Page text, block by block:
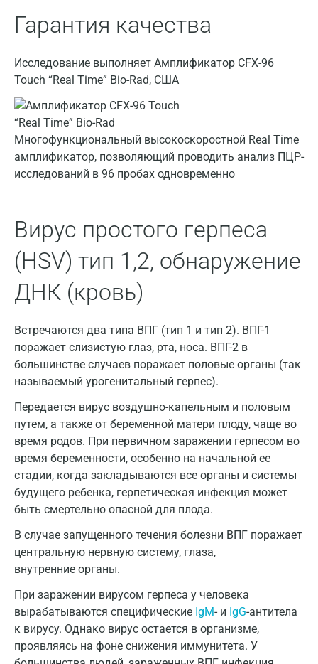
Гарантия качества
Исследование выполняет Амплификатор CFX-96
Touch “Real Time” Bio-Rad, США
Многофункциональный высокоскоростной Real Time
амплификатор, позволяющий проводить анализ ПЦР-
исследований в 96 пробах одновременно
Вирус простого герпеса
(HSV) тип 1,2, обнаружение
ДНК (кровь)
Встречаются два типа ВПГ (тип 1 и тип 2). ВПГ-1
поражает слизистую глаз, рта, носа. ВПГ-2 в
большинстве случаев поражает половые органы (так
называемый урогенитальный герпес).
Передается вирус воздушно-капельным и половым
путем, а также от беременной матери плоду, чаще во
время родов. При первичном заражении герпесом во
время беременности, особенно на начальной ее
стадии, когда закладываются все органы и системы
будущего ребенка, герпетическая инфекция может
быть смертельно опасной для плода.
В случае запущенного течения болезни ВПГ поражает
центральную нервную систему, глаза,
внутренние органы.
При заражении вирусом герпеса у человека
вырабатываются специфические IgM- и IgG-антитела
к вирусу. Однако вирус остается в организме,
проявляясь на фоне снижения иммунитета. У
Видное
Волгоград
Волжский
Вологда
Воронеж
Геленджик
Голубое
Дзержинск
Дзержинский
Дмитров
Долгопрудный
Домодедово
Екатеринбург
Жуковский
Звенигород
Иваново
Ивантеевка
Ижевск
Истра
Йошкар-Ола